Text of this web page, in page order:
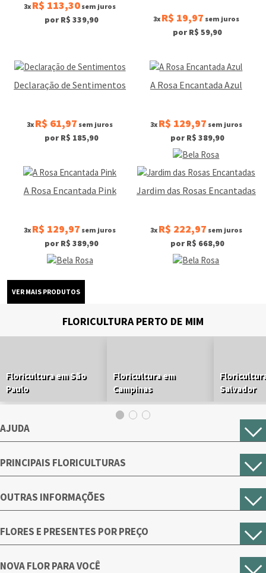
3x R$ 113,30 sem juros
por R$ 339,90 3x R$ 19,97 sem juros
por R$ 59,90
Declaração de Sentimentos
3x R$ 61,97 sem juros
por R$ 185,90
A Rosa Encantada Azul
3x R$ 129,97 sem juros
por R$ 389,90
A Rosa Encantada Pink
3x R$ 129,97 sem juros
por R$ 389,90
Jardim das Rosas Encantadas
3x R$ 222,97 sem juros
por R$ 668,90
FLORICULTURA PERTO DE MIM
Floricultura em São
Paulo
Floricultura em
Campinas
Salvador
AJUDA
PRINCIPAIS FLORICULTURAS
OUTRAS INFORMAÇÕES
FLORES E PRESENTES POR PREÇO
NOVA FLOR PARA VOCÊ